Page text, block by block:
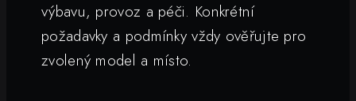
výbavu, provoz a péči. Konkrétní
požadavky a podmínky vždy ověřujte pro
zvolený model a místo.